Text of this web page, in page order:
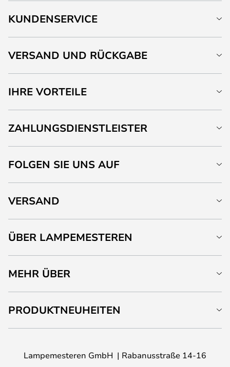
KUNDENSERVICE
VERSAND UND RÜCKGABE
IHRE VORTEILE
ZAHLUNGSDIENSTLEISTER
FOLGEN SIE UNS AUF
VERSAND
ÜBER LAMPEMESTEREN
MEHR ÜBER
PRODUKTNEUHEITEN
Lampemesteren GmbH
Rabanusstraße 14-16